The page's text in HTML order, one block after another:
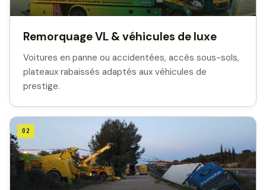
Remorquage VL & véhicules de luxe
Voitures en panne ou accidentées, accès sous-sols,
plateaux rabaissés adaptés aux véhicules de
prestige.
02